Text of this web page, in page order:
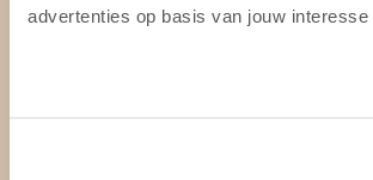
advertenties op basis van jouw